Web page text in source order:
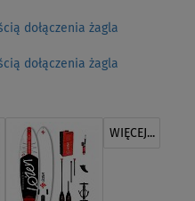
dołączenia żagla
dołączenia żagla
WIĘCEJ...